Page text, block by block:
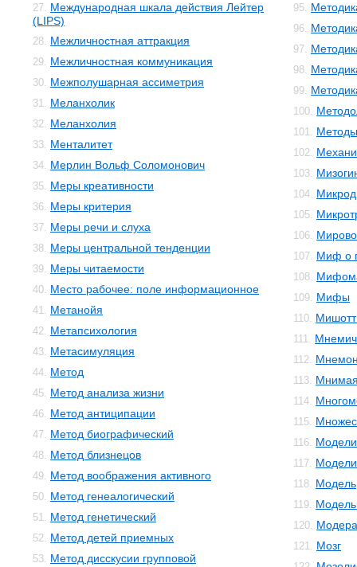
27. Международная шкала действия Лейтер
(LIPS)
28. Межличностная аттракция
29. Межличностная коммуникация
30. Межполушарная ассиметрия
31. Меланхолик
32. Меланхолия
33. Менталитет
34. Мерлин Вольф Соломонович
35. Меры креативности
36. Меры критерия
37. Меры речи и слуха
38. Меры центральной тенденции
39. Меры читаемости
40. Место рабочее: поле информационное
41. Метанойя
42. Метапсихология
43. Метасимуляция
44. Метод
45. Метод анализа жизни
46. Метод антиципации
47. Метод биографический
48. Метод близнецов
49. Метод воображения активного
50. Метод генеалогический
51. Метод генетический
52. Метод детей приемных
53. Метод дисскусии групповой
95.
96.
97.
98.
99.
100.
101. Методы
102.
103.
104.
105.
106.
107. Миф о
108.
109. Мифы
110.
111.
112.
113.
114.
115.
116.
117.
118. Модель
119. Модель
120.
121. Мозг